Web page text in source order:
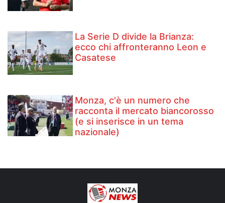
La Serie D divide la Brianza:
ecco chi affronteranno Leon e
Casatese
Monza, c'è un numero che
racconta il mercato biancorosso
(e si inserisce in un tema
nazionale)